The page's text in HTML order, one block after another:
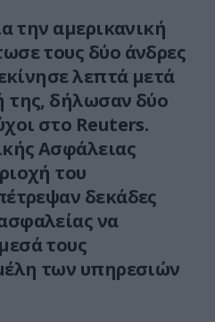
την αμερικανική
τους δύο άνδρες
λεπτά μετά
της, δήλωσαν δύο
στο Reuters.
Ασφάλειας
του
δεκάδες
να
τους
των υπηρεσιών